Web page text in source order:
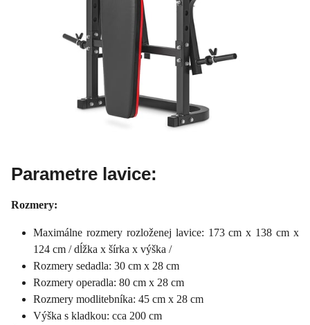
Parametre lavice:
Rozmery:
Maximálne rozmery rozloženej lavice: 173 cm x 138 cm x
124 cm / dĺžka x šírka x výška /
Rozmery sedadla: 30 cm x 28 cm
Rozmery operadla: 80 cm x 28 cm
Rozmery modlitebníka: 45 cm x 28 cm
Výška s kladkou: cca 200 cm